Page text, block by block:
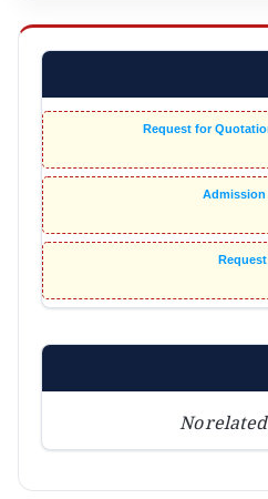
Request for
Admission
No